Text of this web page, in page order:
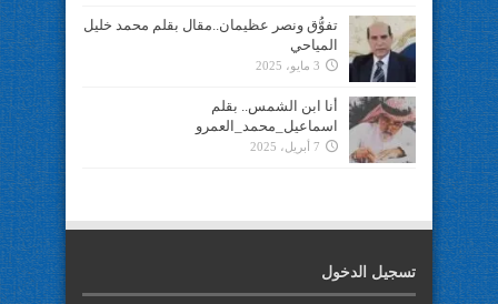
تفوُّق ونصر عظيمان..مقال بقلم محمد خليل
المياحي
3 مايو، 2025
أنا ابن الشمس.. بقلم
اسماعيل_محمد_العمرو
7 أبريل، 2025
تسجيل الدخول